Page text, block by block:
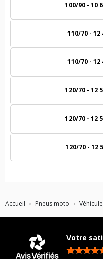
Accueil Pneus moto Véhicule
100/90 - 10
110/70 - 12
110/70 - 12
120/70 - 12
120/70 - 12
120/70 - 12
Votre